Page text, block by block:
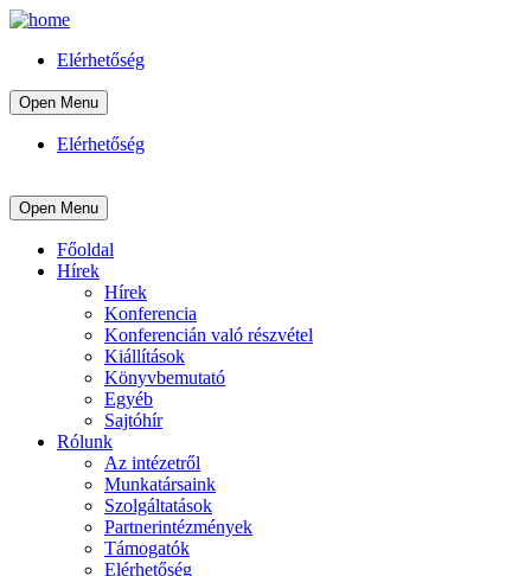
Elérhetőség
Open Menu
Elérhetőség
Open Menu
Főoldal
Hírek
Hírek
Konferencia
Konferencián való részvétel
Kiállítások
Könyvbemutató
Egyéb
Sajtóhír
Rólunk
Az intézetről
Munkatársaink
Szolgáltatások
Partnerintézmények
Támogatók
Elérhetőség